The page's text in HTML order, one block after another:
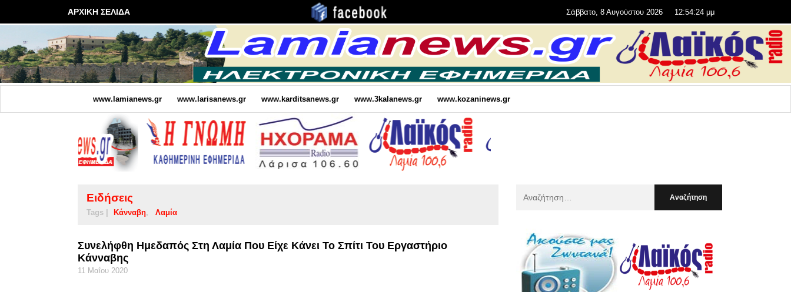
ΑΡΧΙΚΗ ΣΕΛΙΔΑ Σάββατο, 8 Αυγούστου 2026 12:54:26 μμ
www.lamianews.gr www.larisanews.gr www.karditsanews.gr www.3kalanews.gr www.kozaninews.gr
Ειδήσεις
Tags | Κάνναβη Λαμία
Συνελήφθη Ημεδαπός Στη Λαμία Που Είχε Κάνει Το Σπίτι Του Εργαστήριο
Κάνναβης
11 Μαΐου 2020